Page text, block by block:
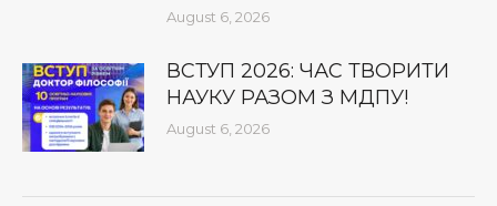
August 6, 2026
ВСТУП 2026: ЧАС ТВОРИТИ
НАУКУ РАЗОМ З МДПУ!
August 6, 2026